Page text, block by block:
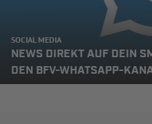
SOCIAL MEDIA
NEWS DIREKT AUF DEIN
DEN BFV-WHATSAPP-